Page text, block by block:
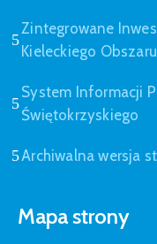
Zintegrowane
Kieleckiego
System Informacji
Świętokrzyskiego
Archiwalna wersja
Mapa strony